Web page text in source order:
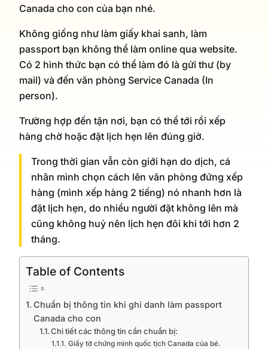
Canada cho con của bạn nhé.
Không giống như làm giấy khai sanh, làm
passport bạn không thể làm online qua website.
Có 2 hình thức bạn có thể làm đó là gửi thư (by
mail) và đến văn phòng Service Canada (In
person).
Trường hợp đến tận nơi, bạn có thể tới rồi xếp
hàng chờ hoặc đặt lịch hẹn lên đúng giờ.
Trong thời gian vẫn còn giới hạn do dịch, cá
nhân mình chọn cách lên văn phòng đứng xếp
hàng (mình xếp hàng 2 tiếng) nó nhanh hơn là
đặt lịch hẹn, do nhiều người đặt không lên mà
cũng không huỷ nên lịch hẹn đôi khi tới hơn 2
tháng.
Table of Contents
Chuẩn bị thông tin khi ghi danh làm passport
Canada cho con
Chi tiết các thông tin cần chuẩn bị:
Giấy tờ chứng minh quốc tịch Canada của bé.